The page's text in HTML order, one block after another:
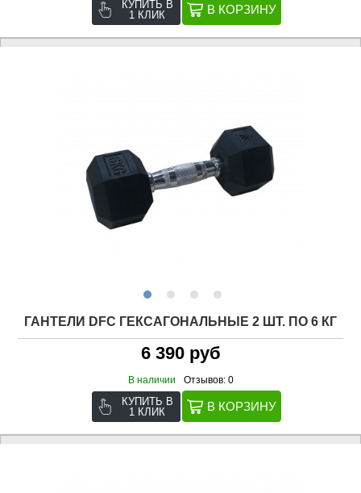
КУПИТЬ В
1 КЛИК
ГАНТЕЛИ DFC ГЕКСАГОНАЛЬНЫЕ 2 ШТ. ПО 6 КГ
6 390 руб
В наличии Отзывов: 0
КУПИТЬ В
1 КЛИК